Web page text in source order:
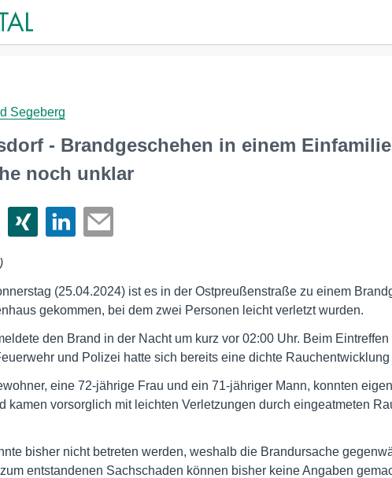
Segeberg
- Brandgeschehen in einem
noch unklar
(25.04.2024) ist es in der Ostpreußenstraße zu einem
gekommen, bei dem zwei Personen leicht verletzt wurden.
den Brand in der Nacht um kurz vor 02:00 Uhr. Beim Eintreffen
und Polizei hatte sich bereits eine dichte
eine 72-jährige Frau und ein 71-jähriger Mann, konnten
kamen vorsorglich mit leichten Verletzungen durch eingeatmeten
bisher nicht betreten werden, weshalb die Brandursache
entstandenen Sachschaden können bisher keine Angaben